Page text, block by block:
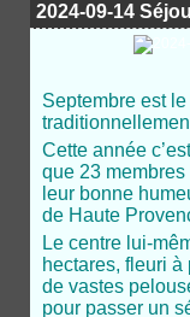
2024-09-14
Septembre est
Cette année
que 23
leur bonne
de Haute
Le centre lui-
hectares, fleuri
de vastes
pour passer un